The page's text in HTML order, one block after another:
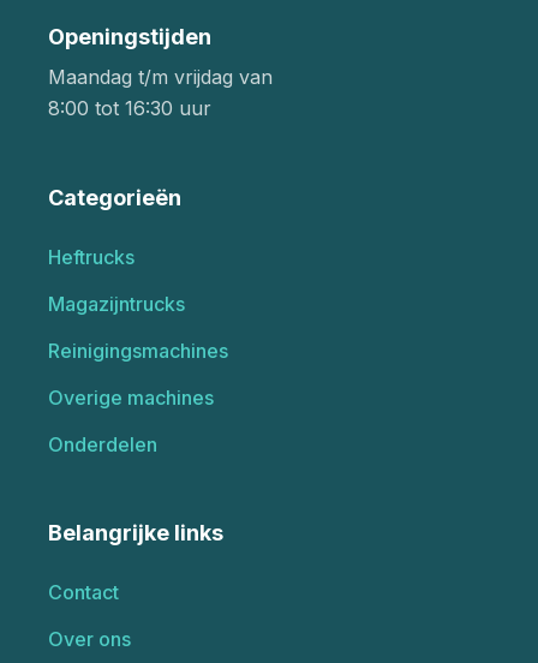
Openingstijden
Maandag t/m vrijdag van
8:00 tot 16:30 uur
Categorieën
Heftrucks
Magazijntrucks
Reinigingsmachines
Overige machines
Onderdelen
Belangrijke links
Contact
Over ons